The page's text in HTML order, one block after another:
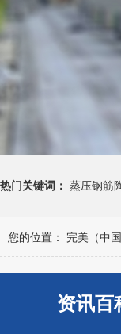
热门关键词： 蒸压钢筋
您的位置： 完美（中国
资讯百